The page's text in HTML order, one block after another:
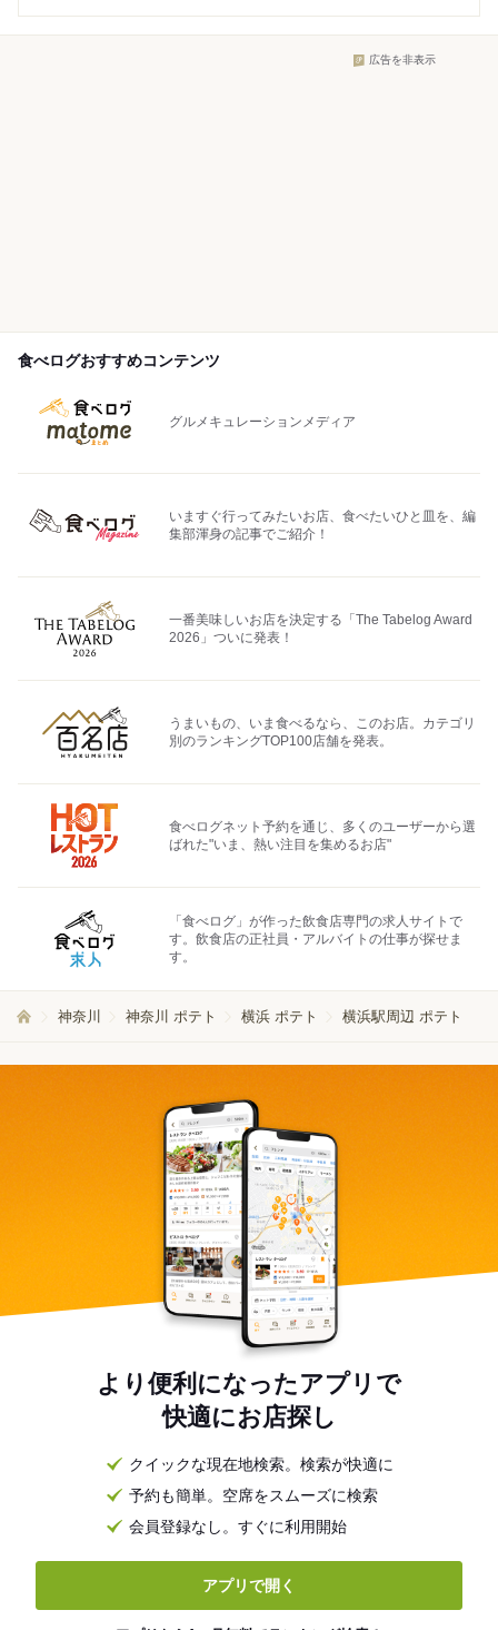
広告を非表示
食べログおすすめコンテンツ
グルメキュレーションメディア
いますぐ行ってみたいお店、食べたいひと皿を、編
集部渾身の記事でご紹介！
一番美味しいお店を決定する「The Tabelog Award
2026」ついに発表！
うまいもの、いま食べるなら、このお店。カテゴリ
別のランキングTOP100店舗を発表。
食べログネット予約を通じ、多くのユーザーから選
ばれた"いま、熱い注目を集めるお店"
「食べログ」が作った飲食店専門の求人サイトで
す。飲食店の正社員・アルバイトの仕事が探せま
す。
神奈川 神奈川 ポテト 横浜 ポテト 横浜駅周辺 ポテト
より便利になったアプリで
快適にお店探し
クイックな現在地検索。検索が快適に
予約も簡単。空席をスムーズに検索
会員登録なし。すぐに利用開始
アプリで開く